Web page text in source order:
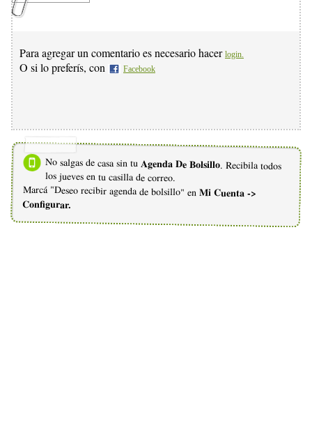
Para agregar un comentario es necesario hacer login.
O si lo preferís, con Facebook
No salgas de casa sin tu Agenda De Bolsillo. Recibila todos
los jueves en tu casilla de correo.
Marcá "Deseo recibir agenda de bolsillo" en Mi Cuenta ->
Configurar.